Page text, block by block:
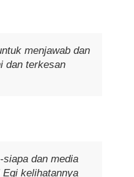
menjawab dan
dan terkesan
dan media
kelihatannya